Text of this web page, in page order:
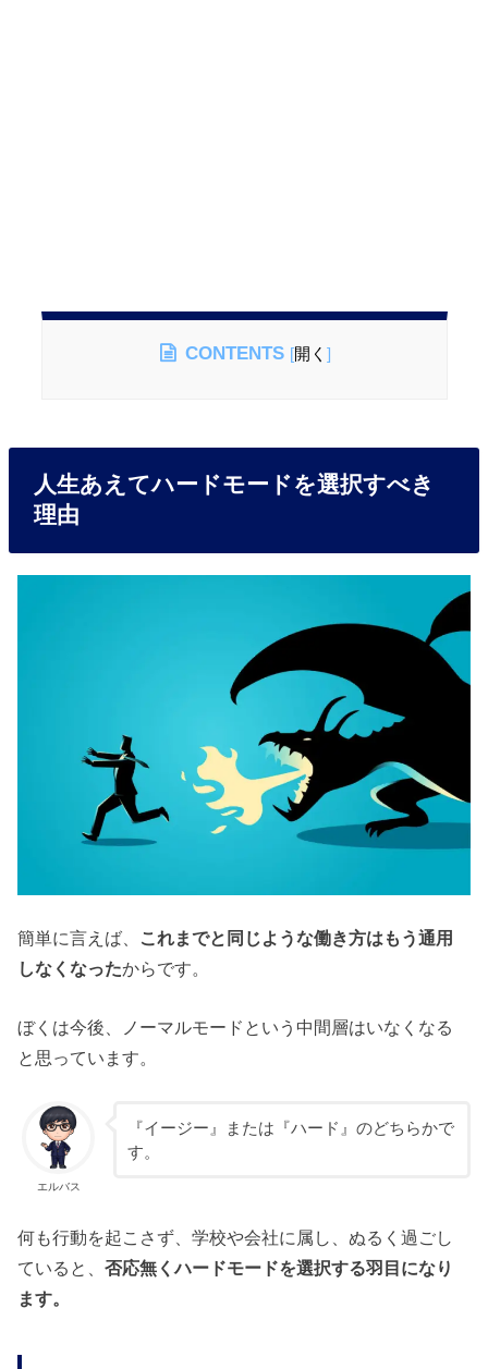
CONTENTS [開く ]
人生あえてハードモードを選択すべき
理由
簡単に言えば、 これまでと同じような働き方はもう通用
しなくなったからです。
ぼくは今後、ノーマルモードという中間層はいなくなる
と思っています。
エルバス
『イージー』または『ハード』のどちらかで
す。
何も行動を起こさず、学校や会社に属し、ぬるく過ごし
ていると、否応無くハードモードを選択する羽目になり
ます。